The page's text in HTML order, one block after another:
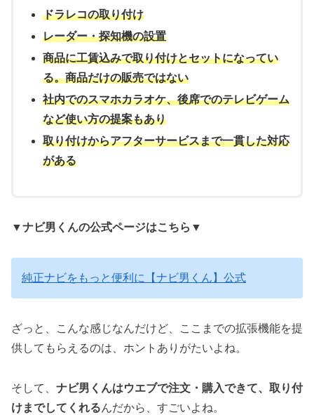
ドラレコの取り付け
レーダー・探知機の設置
商品に工賃込みで取り付けとセットになってい
る。商品だけの販売ではない
社内でのスマホカラオケ、後席でのテレビゲーム
など使い方の提案もあり
取り付けからアフターサービスまで一貫した対応
がある
▼ナビ男くんの公式ページはこちら▼
純正ナビをもっと便利に【ナビ男くん】公式
ざっと、こんな感じなんだけど、ここまでの拡張機能を提
供してもらえるのは、ホントありがたいよね。
そして、 ナビ男くんはウエブで注文・購入できて、取り付
けまでしてくれるんだから、すごいよね。